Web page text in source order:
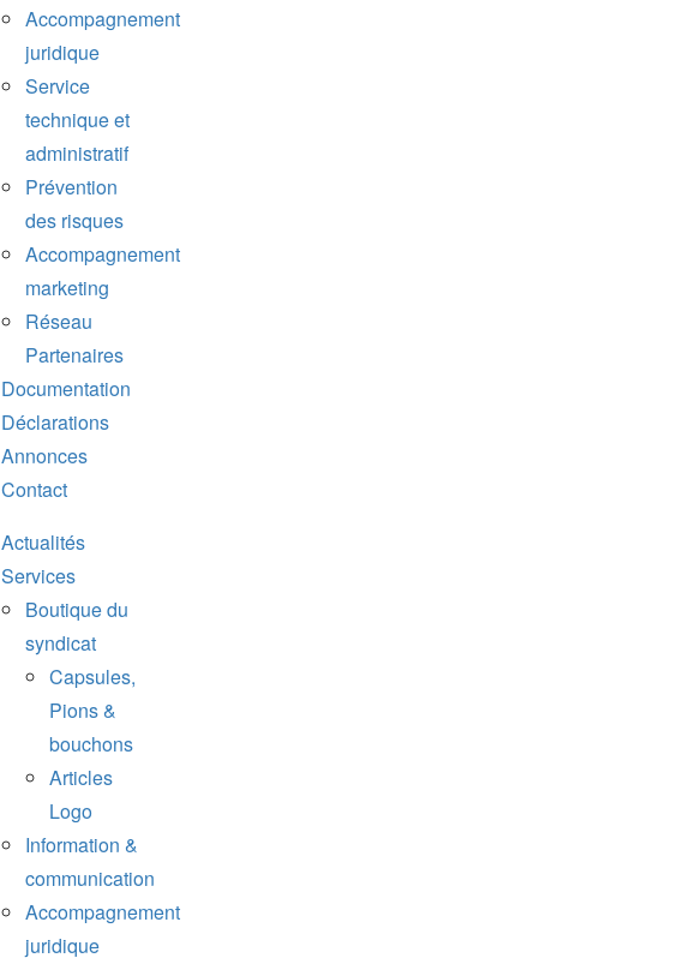
Accompagnement
juridique
Service
technique et
administratif
Prévention
des risques
Accompagnement
marketing
Réseau
Partenaires
Documentation
Déclarations
Annonces
Contact
Actualités
Services
Boutique du
syndicat
Capsules,
Pions &
bouchons
Articles
Logo
Information &
communication
Accompagnement
juridique